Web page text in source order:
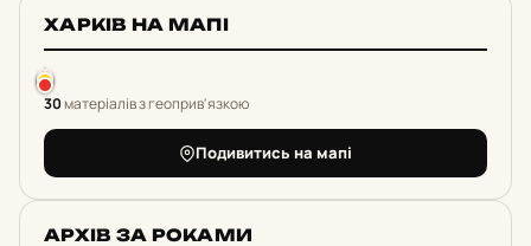
ХАРКІВ НА МАПІ
30матеріалів з геоприв'язкою
Подивитись на мапі
АРХІВ ЗА РОКАМИ